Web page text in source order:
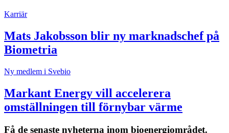
Karriär
Mats Jakobsson blir ny marknadschef på
Biometria
Ny medlem i Svebio
Markant Energy vill accelerera
omställningen till förnybar värme
Få de senaste nyheterna inom bioenergiområdet.